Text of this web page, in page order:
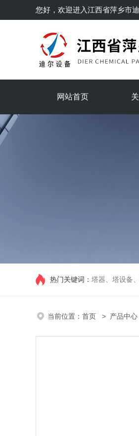
您好，欢迎进入江西省萍乡市
网站首页
热门关键词： 塔器、塔设备
当前位置： 首页 > 产品中心